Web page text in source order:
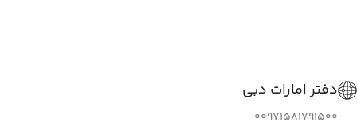
دفتر امارات دبی
00971581791500